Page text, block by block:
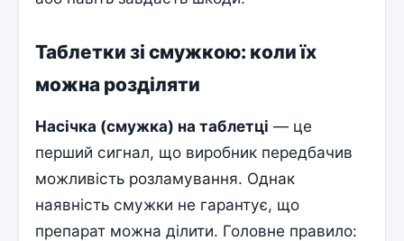
Таблетки зі смужкою: коли їх
можна розділяти
Насічка (смужка) на таблетці — це
перший сигнал, що виробник передбачив
можливість розламування. Однак
наявність смужки не гарантує, що
препарат можна ділити. Головне правило: